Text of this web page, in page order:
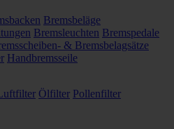
Bremsbeläge
Bremsleuchten Bremspedale
& Bremsbelagsätze
Handbremsseile
Ölfilter Pollenfilter